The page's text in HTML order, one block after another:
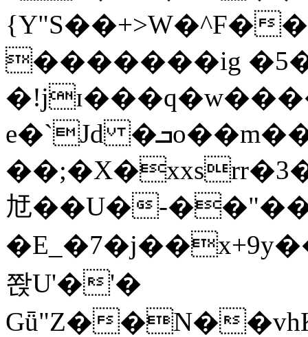
{Y"S��+>W�^F�
�������ig
e�`Jd �ܒo��m��1��d|
㝼��U�-
쫝U'�'�
Gǖ"Z��N�